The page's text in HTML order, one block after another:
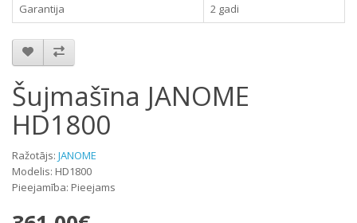
Garantija
2 gadi
Šujmašīna JANOME
HD1800
Ražotājs: JANOME
Modelis: HD1800
Pieejamība: Pieejams